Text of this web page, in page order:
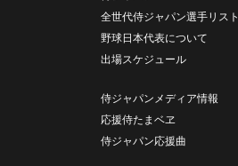
全世代侍ジャパン選手リスト
野球日本代表について
出場スケジュール
侍ジャパンメディア情報
応援侍たまベヱ
侍ジャパン応援曲